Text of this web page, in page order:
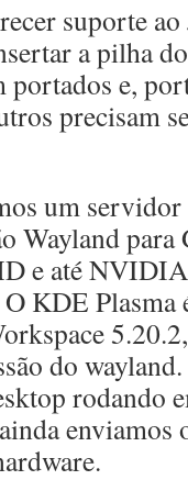
suporte ao
a pilha
e,
precisam
um
Wayland
e até
KDE Plasma
do
rodando
enviamos